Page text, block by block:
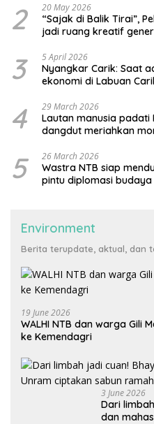
2 20 May 2026
“Sajak di Balik Tirai”,
jadi ruang kreatif
3 5 April 2026
Nyangkar Carik: Saat
ekonomi di Labuan
4 29 March 2026
Lautan manusia padati
dangdut meriahkan
5 26 March 2026
Wastra NTB siap
pintu diplomasi
Environment
Berita terupdate, aktual, dan
19 June 2026
WALHI NTB dan warga Gili
ke Kemendagri
3 June 2026
Dari
dan